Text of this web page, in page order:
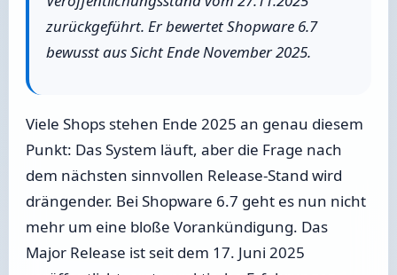
zurückgeführt. Er bewertet Shopware 6.7
bewusst aus Sicht Ende November 2025.
Viele Shops stehen Ende 2025 an genau diesem
Punkt: Das System läuft, aber die Frage nach
dem nächsten sinnvollen Release-Stand wird
drängender. Bei Shopware 6.7 geht es nun nicht
mehr um eine bloße Vorankündigung. Das
Major Release ist seit dem 17. Juni 2025